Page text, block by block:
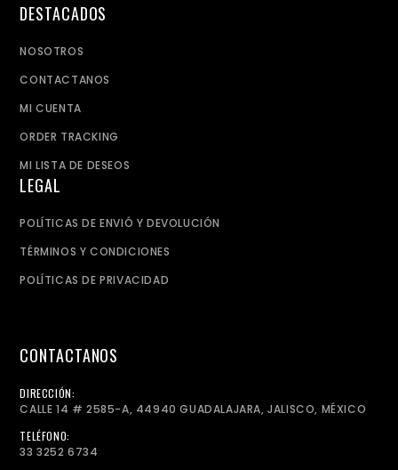
DESTACADOS
NOSOTROS
CONTACTANOS
MI CUENTA
ORDER TRACKING
MI LISTA DE DESEOS
LEGAL
POLÍTICAS DE ENVIÓ Y DEVOLUCIÓN
TÉRMINOS Y CONDICIONES
POLÍTICAS DE PRIVACIDAD
CONTACTANOS
DIRECCIÓN:
CALLE 14 # 2585-A, 44940 GUADALAJARA, JALISCO, MÉXICO
TELÉFONO:
33 3252 6734